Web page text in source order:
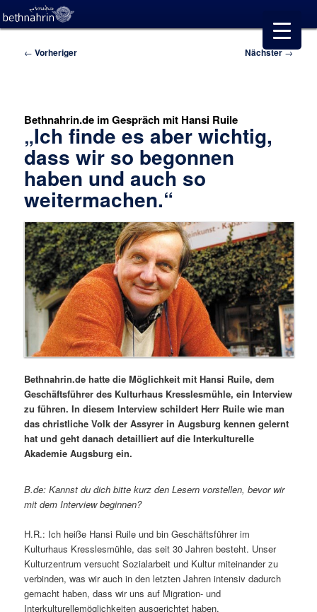
Beitragsnavigation
← Vorheriger Nächster→
Bethnahrin.de im Gespräch mit Hansi Ruile
„Ich finde es aber wichtig,
dass wir so begonnen
haben und auch so
weitermachen.“
Bethnahrin.de hatte die Möglichkeit mit Hansi Ruile, dem
Geschäftsführer des Kulturhaus Kresslesmühle, ein Interview
zu führen. In diesem Interview schildert Herr Ruile wie man
das christliche Volk der Assyrer in Augsburg kennen gelernt
hat und geht danach detailliert auf die Interkulturelle
Akademie Augsburg ein.
B.de: Kannst du dich bitte kurz den Lesern vorstellen, bevor wir
mit dem Interview beginnen?
H.R.: Ich heiße Hansi Ruile und bin Geschäftsführer im
Kulturhaus Kresslesmühle, das seit 30 Jahren besteht. Unser
Kulturzentrum versucht Sozialarbeit und Kultur miteinander zu
verbinden, was wir auch in den letzten Jahren intensiv dadurch
gemacht haben, dass wir uns auf Migration- und
Interkulturellemöglichkeiten ausgerichtet haben.